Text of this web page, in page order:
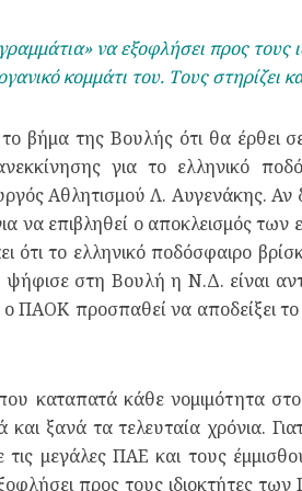
να εξοφλήσει προς
κομμάτι του. Τους στηρίζει
βήμα της Βουλής ότι θα έρθει
για το ελληνικό
Αθλητισμού Λ. Αυγενάκης.
να επιβληθεί ο αποκλεισμός
ότι το ελληνικό ποδόσφαιρο
στη Βουλή η Ν.Δ. είναι
ο ΠΑΟΚ προσπαθεί να αποδείξει
καταπατά κάθε νομιμότητα
ξανά τα τελευταία χρόνια.
μεγάλες ΠΑΕ και τους
προς τους ιδιοκτήτες